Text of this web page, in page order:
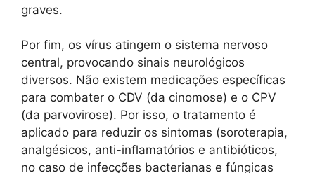
graves.
Por fim, os vírus atingem o sistema nervoso
central, provocando sinais neurológicos
diversos. Não existem medicações específicas
para combater o CDV (da cinomose) e o CPV
(da parvovirose). Por isso, o tratamento é
aplicado para reduzir os sintomas (soroterapia,
analgésicos, anti-inflamatórios e antibióticos,
no caso de infecções bacterianas e fúngicas